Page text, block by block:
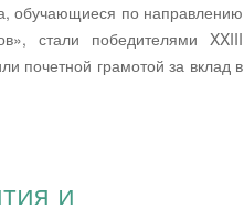
обучающиеся по направлению
стали победителями XXIII
почетной грамотой за вклад в
и